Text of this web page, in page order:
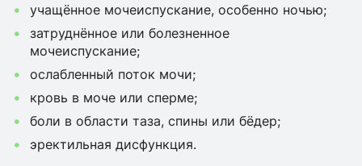
учащённое мочеиспускание, особенно ночью;
затруднённое или болезненное
мочеиспускание;
ослабленный поток мочи;
кровь в моче или сперме;
боли в области таза, спины или бёдер;
эректильная дисфункция.